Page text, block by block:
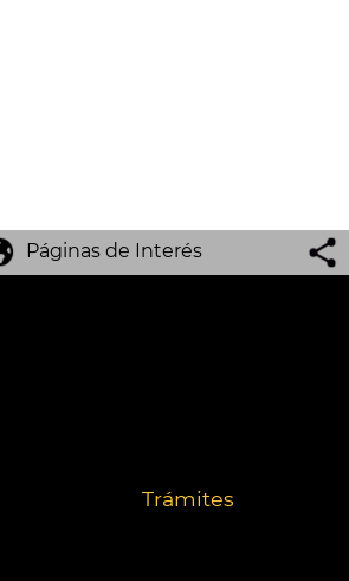
Páginas de Interés
Trámites